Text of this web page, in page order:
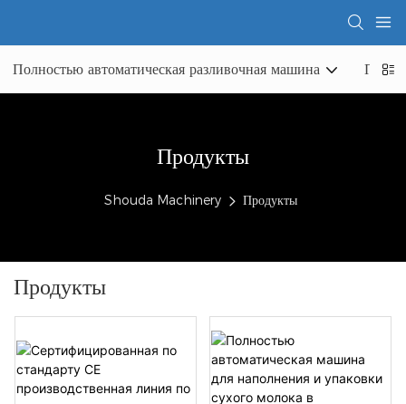
Полностью автоматическая разливочная машина
Продукты
Shouda Machinery Продукты
Продукты